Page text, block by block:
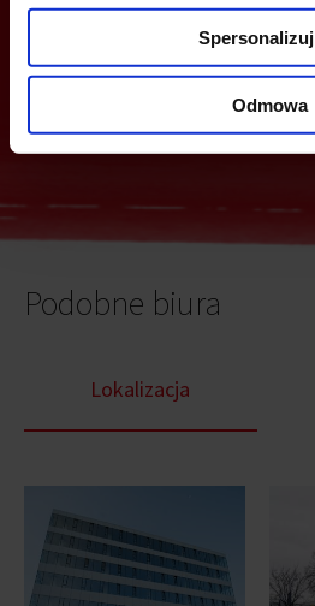
Spersonalizuj
Odmowa
Wyślij
Podobne biura
Lokalizacja